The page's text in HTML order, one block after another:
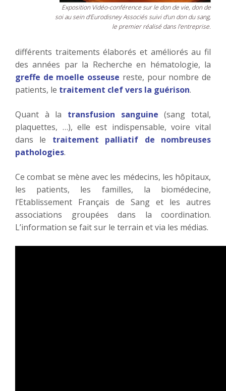
Exposition Vidéo-conférence sur le don de vie, don de
soi au sein d’Eurodisney Associés suivi d’un don du sang,
le premier réalisé dans l’entreprise.
différents traitements élaborés et améliorés au fil
des années par la Recherche en hématologie, la
greffe de moelle osseuse reste, pour nombre de
patients, le traitement clef vers la guérison.
Quant à la transfusion sanguine (sang total,
plaquettes, …), elle est indispensable, voire vital
dans le traitement palliatif de nombreuses
pathologies.
Ce combat se mène avec les médecins, les hôpitaux,
les patients, les familles, la biomédecine,
l’Etablissement Français de Sang et les autres
associations groupées dans la coordination.
L’information se fait sur le terrain et via les médias.